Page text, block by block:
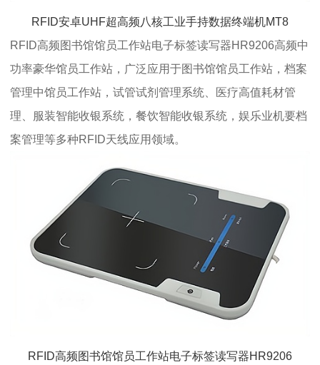
RFID安卓UHF超高频八核工业手持数据终端机MT8
RFID高频图书馆馆员工作站电子标签读写器HR9206高频中
功率豪华馆员工作站，广泛应用于图书馆馆员工作站，档案
管理中馆员工作站，试管试剂管理系统、医疗高值耗材管
理、服装智能收银系统，餐饮智能收银系统，娱乐业机要档
案管理等多种RFID天线应用领域。
RFID高频图书馆馆员工作站电子标签读写器HR9206